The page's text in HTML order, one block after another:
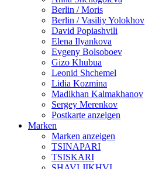
Berlin / Moris
Berlin / Vasiliy Yolokhov
David Popiashvili
Elena Ilyankova
Evgeny Bolsoboev
Gizo Khubua
Leonid Shchemel
Lidia Kozmina
Madikhan Kalmakhanov
Sergey Merenkov
Postkarte anzeigen
Marken
Marken anzeigen
TSINAPARI
TSISKARI